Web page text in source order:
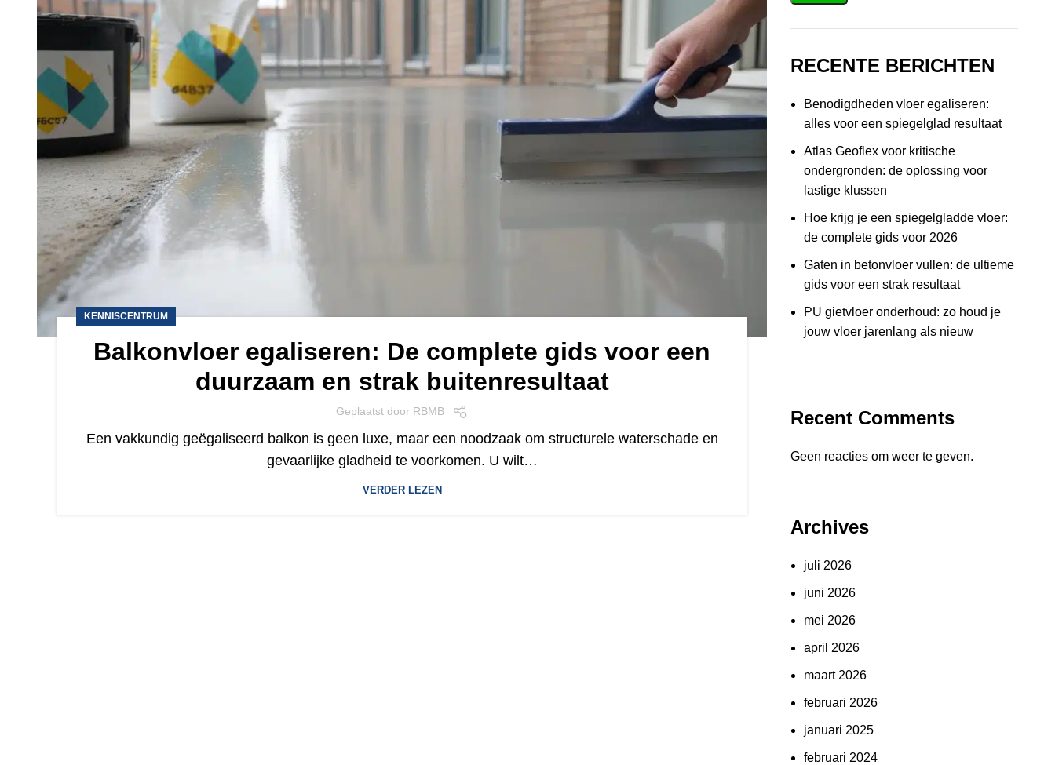
KENNISCENTRUM
Balkonvloer egaliseren: De complete gids voor een
duurzaam en strak buitenresultaat
Geplaatst door RBMB
Een vakkundig geëgaliseerd balkon is geen luxe, maar een noodzaak om structurele waterschade en
gevaarlijke gladheid te voorkomen. U wilt…
VERDER LEZEN
RECENTE BERICHTEN
Benodigdheden vloer egaliseren:
alles voor een spiegelglad resultaat
Atlas Geoflex voor kritische
ondergronden: de oplossing voor
lastige klussen
Hoe krijg je een spiegelgladde vloer:
de complete gids voor 2026
Gaten in betonvloer vullen: de ultieme
gids voor een strak resultaat
PU gietvloer onderhoud: zo houd je
jouw vloer jarenlang als nieuw
Recent Comments
Geen reacties om weer te geven.
Archives
juli 2026
juni 2026
mei 2026
april 2026
maart 2026
februari 2026
januari 2025
februari 2024